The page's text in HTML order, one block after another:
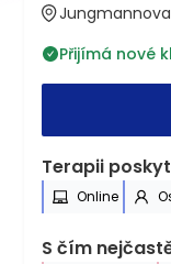
Jungmannova
Přijímá nové
Terapii
Online
S čím